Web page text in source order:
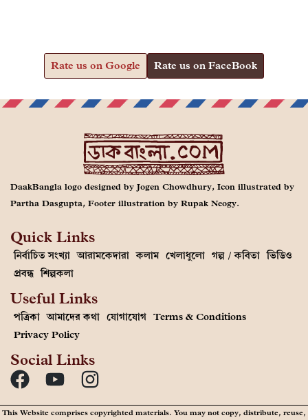
Rate us on Google Rate us on FaceBook
DaakBangla logo designed by Jogen Chowdhury, Icon illustrated by
Partha Dasgupta, Footer illustration by Rupak Neogy.
Quick Links
নির্বাচিত সংখ্যা আরামকেদারা কলাম খেলাধুলো গল্প / কবিতা ভিডিও
প্রবন্ধ শিল্পকলা
Useful Links
পত্রিকা আমাদের কথা যোগাযোগ Terms & Conditions
Privacy Policy
Social Links
This Website comprises copyrighted materials. You may not copy, distribute, reuse,